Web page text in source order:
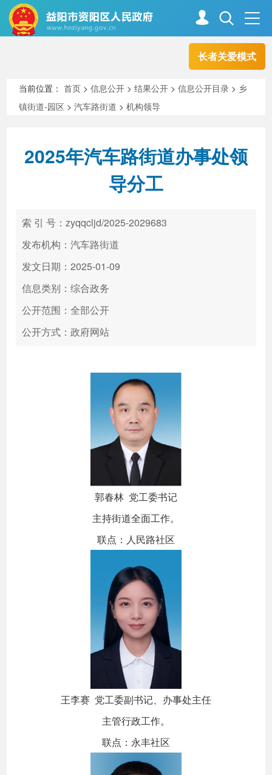
长者关爱模式
走进资阳
新闻中心 解读回应
政务服务
高效办成一件事
当前位置：首页 >信息公开 >结果公开 >信息公开目录 > 乡
镇街道-园区 >汽车路街道 >机构领导
2025年汽车路街道办事处领
导分工
索 引 号：zyqqcljd/2025-2029683
发布机构：汽车路街道
发文日期：2025-01-09
信息类别：综合政务
公开范围：全部公开
公开方式：政府网站
郭春林 党工委书记
主持街道全面工作。
联点：人民路社区
王李赛 党工委副书记、办事处主任
主管行政工作。
联点：永丰社区